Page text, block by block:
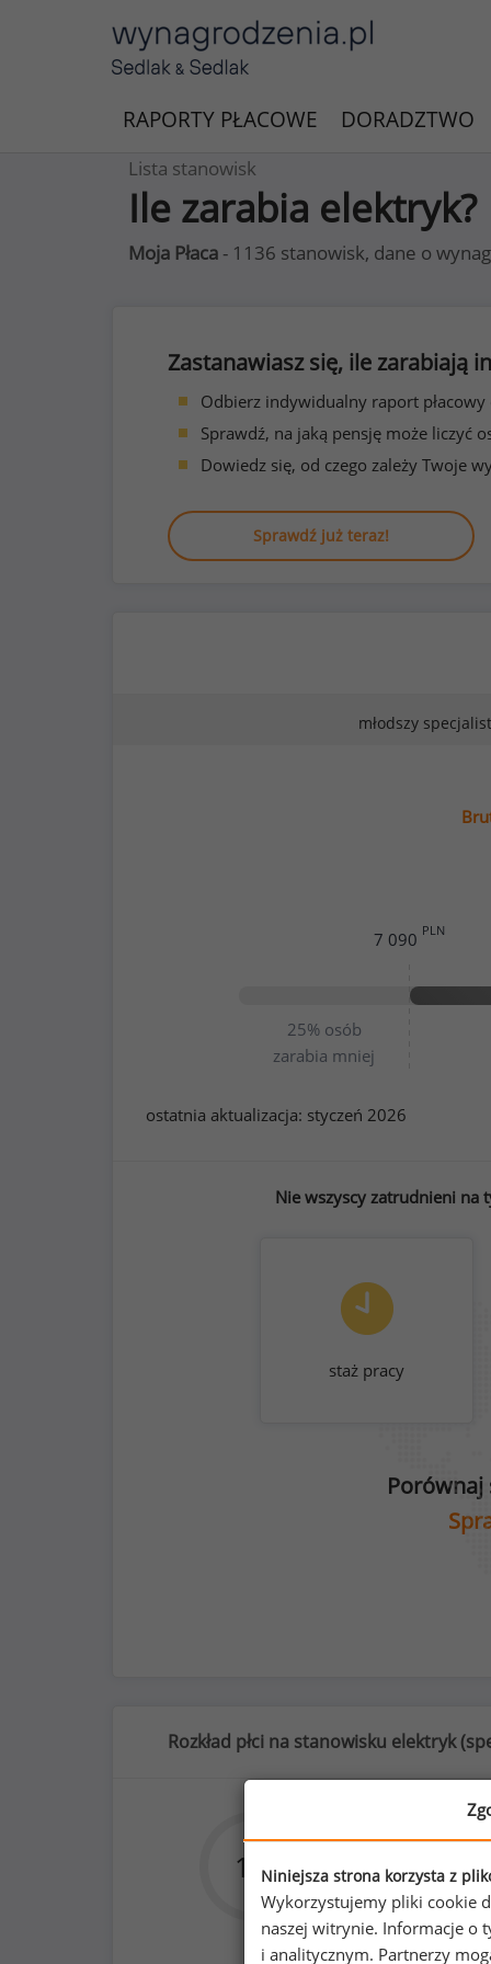
RAPORTY PŁACOWE DORADZTWO
Lista stanowisk
Ile zarabia elektryk?
Moja Płaca - 1136 stanowisk, dane o
Zastanawiasz się, ile zarabiają
Odbierz indywidualny raport
Sprawdź, na jaką pensję może liczyć
Dowiedz się, od czego zależy Twoje
Sprawdź już teraz!
młodszy
25% osób
zarabia mniej
7 090 PLN
ostatnia aktualizacja: styczeń 2026
Nie wszyscy zatrudnieni na
staż pracy
Rozkład płci na stanowisku elektryk (
1 % 99
30%
Niniejsza strona korzysta z
Wykorzystujemy pliki cookie
naszej witrynie. Informacje o
i analitycznym. Partnerzy